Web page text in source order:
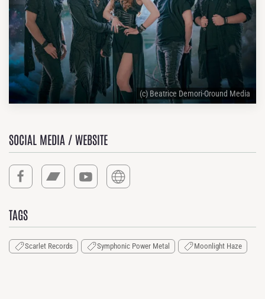
(c) Beatrice Demori-Oround Media
SOCIAL MEDIA / WEBSITE
TAGS
Scarlet Records Symphonic Power Metal Moonlight Haze